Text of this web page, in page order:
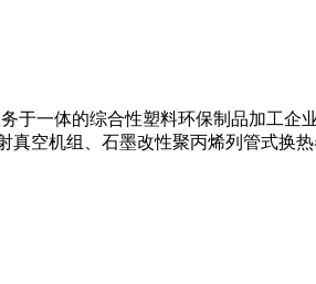
一体的综合性塑料环保制品加工企
空机组、石墨改性聚丙烯列管式换